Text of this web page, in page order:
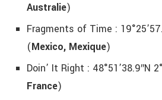
Australie)
Fragments of Time :
(Mexico, Mexique)
Doin’ It Right : 48°51’38.9″N
France)